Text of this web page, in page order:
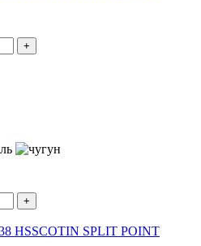
+
+
HSSCOTIN SPLIT POINT